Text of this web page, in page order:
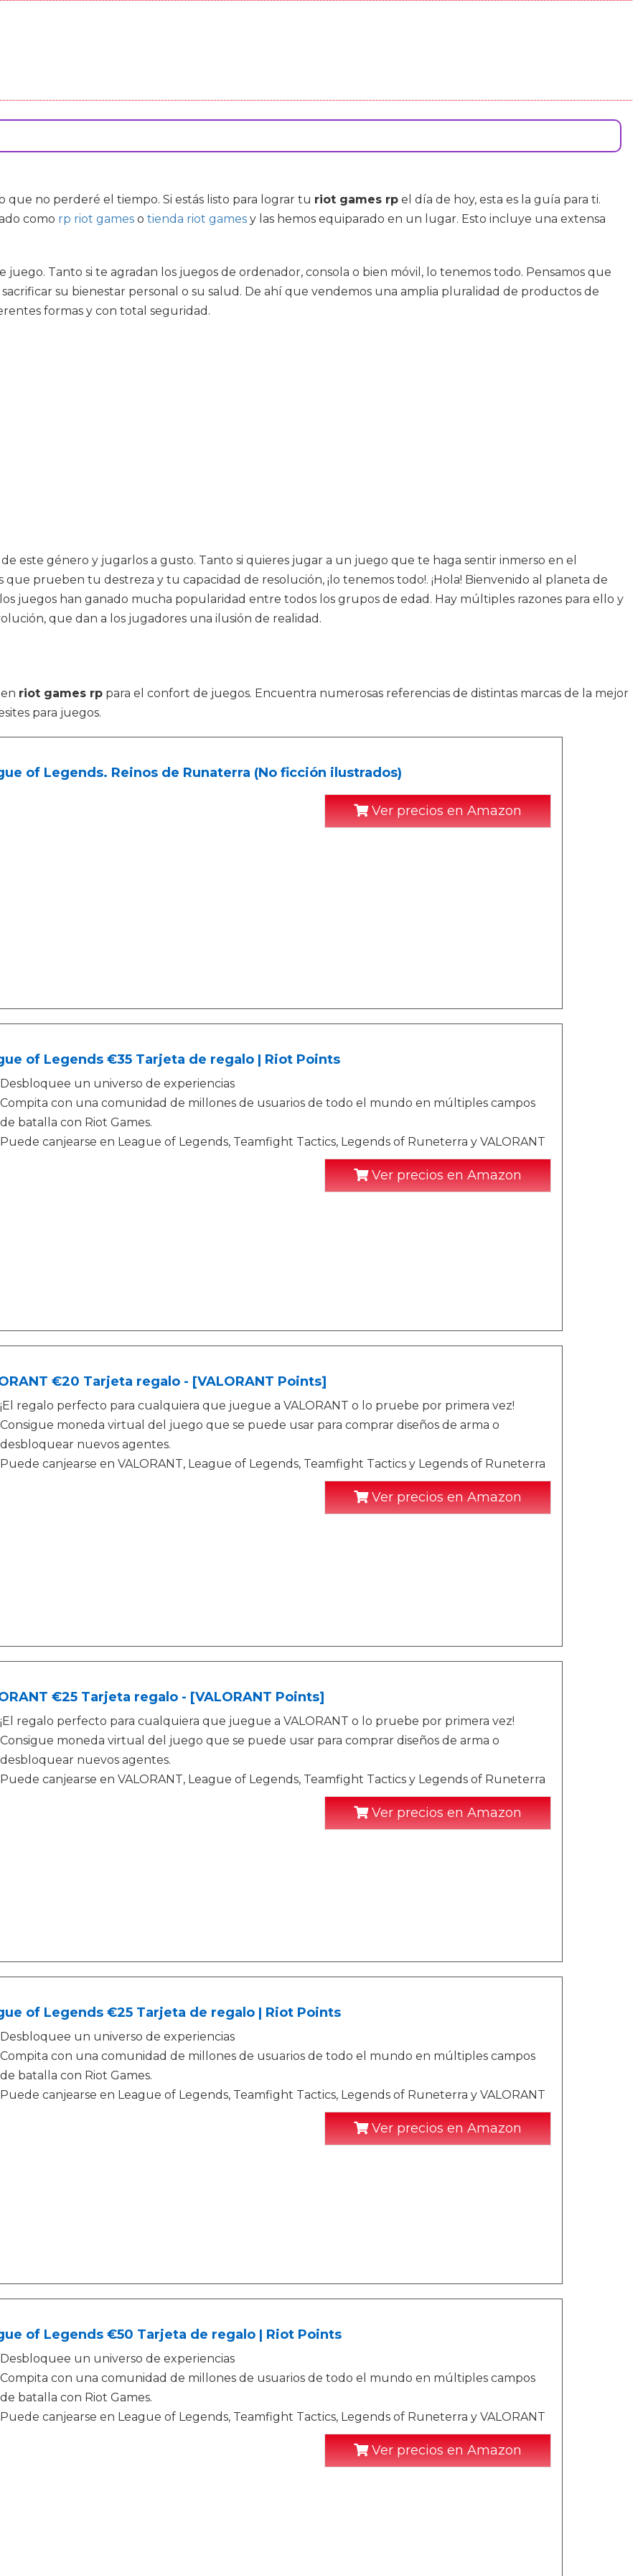
no perderé el tiempo. Si estás listo para lograr tu riot games rp el día de hoy, esta es la guía para ti.
como rp riot games o tienda riot games y las hemos equiparado en un lugar. Esto incluye una extensa
Tanto si te agradan los juegos de ordenador, consola o bien móvil, lo tenemos todo. Pensamos que
su bienestar personal o su salud. De ahí que vendemos una amplia pluralidad de productos de
formas y con total seguridad.
este género y jugarlos a gusto. Tanto si quieres jugar a un juego que te haga sentir inmerso en el
prueben tu destreza y tu capacidad de resolución, ¡lo tenemos todo!. ¡Hola! Bienvenido al planeta de
juegos han ganado mucha popularidad entre todos los grupos de edad. Hay múltiples razones para ello y
que dan a los jugadores una ilusión de realidad.
riot games rp para el confort de juegos. Encuentra numerosas referencias de distintas marcas de la mejor
para juegos.
of Legends. Reinos de Runaterra (No ficción ilustrados)
Ver precios en Amazon
of Legends €35 Tarjeta de regalo | Riot Points
Desbloquee un universo de experiencias
Compita con una comunidad de millones de usuarios de todo el mundo en múltiples campos
de batalla con Riot Games.
Puede canjearse en League of Legends, Teamfight Tactics, Legends of Runeterra y VALORANT
Ver precios en Amazon
€20 Tarjeta regalo - [VALORANT Points]
¡El regalo perfecto para cualquiera que juegue a VALORANT o lo pruebe por primera vez!
Consigue moneda virtual del juego que se puede usar para comprar diseños de arma o
desbloquear nuevos agentes.
Puede canjearse en VALORANT, League of Legends, Teamfight Tactics y Legends of Runeterra
Ver precios en Amazon
€25 Tarjeta regalo - [VALORANT Points]
¡El regalo perfecto para cualquiera que juegue a VALORANT o lo pruebe por primera vez!
Consigue moneda virtual del juego que se puede usar para comprar diseños de arma o
desbloquear nuevos agentes.
Puede canjearse en VALORANT, League of Legends, Teamfight Tactics y Legends of Runeterra
Ver precios en Amazon
of Legends €25 Tarjeta de regalo | Riot Points
Desbloquee un universo de experiencias
Compita con una comunidad de millones de usuarios de todo el mundo en múltiples campos
de batalla con Riot Games.
Puede canjearse en League of Legends, Teamfight Tactics, Legends of Runeterra y VALORANT
Ver precios en Amazon
of Legends €50 Tarjeta de regalo | Riot Points
Desbloquee un universo de experiencias
Compita con una comunidad de millones de usuarios de todo el mundo en múltiples campos
de batalla con Riot Games.
Puede canjearse en League of Legends, Teamfight Tactics, Legends of Runeterra y VALORANT
Ver precios en Amazon